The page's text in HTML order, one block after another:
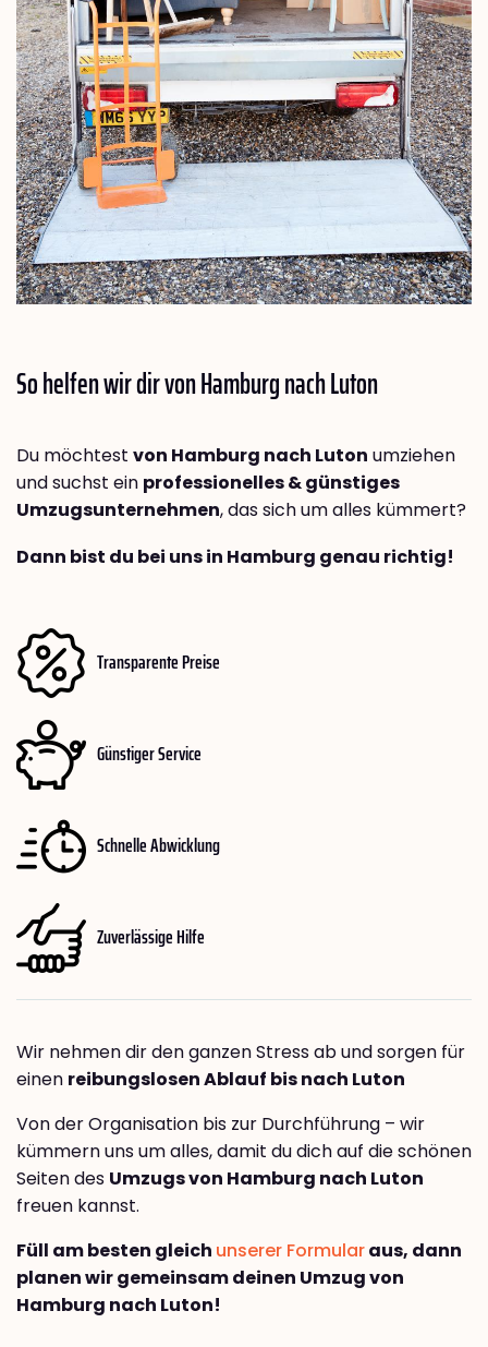
So helfen wir dir von Hamburg nachLuton
Du möchtest von Hamburg nach Luton umziehen
und suchst ein professionelles & günstiges
Umzugsunternehmen, das sich um alles kümmert?
Dann bist du bei uns in Hamburg genau richtig!
Transparente Preise
Günstiger Service
Schnelle Abwicklung
Zuverlässige Hilfe
Wir nehmen dir den ganzen Stress ab und sorgen für
einen reibungslosen Ablauf bis nach Luton
Von der Organisation bis zur Durchführung – wir
kümmern uns um alles, damit du dich auf die schönen
Seiten des Umzugs von Hamburg nach Luton
freuen kannst.
Füll am besten gleich unserer Formularaus, dann
planen wir gemeinsam deinen Umzug von
Hamburg nach Luton!